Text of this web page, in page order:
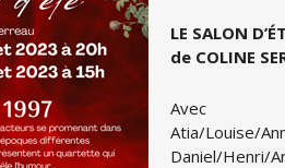
LE SALON
de COLINE
Avec
Atia/Louise/
Daniel/Henri/